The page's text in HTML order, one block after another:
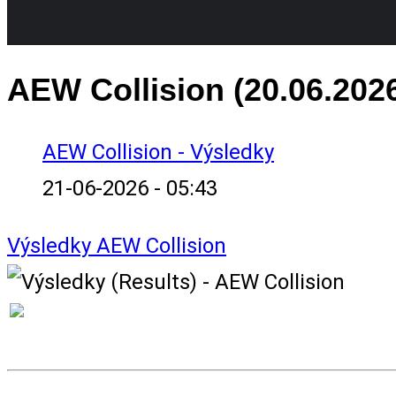
AEW Collision
AEW Collision - Výsledky
21-06-2026 - 05:43
Výsledky AEW Collision